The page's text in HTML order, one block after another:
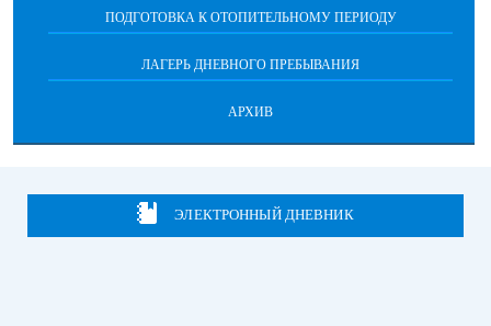
ПОДГОТОВКА К ОТОПИТЕЛЬНОМУ ПЕРИОДУ
ЛАГЕРЬ ДНЕВНОГО ПРЕБЫВАНИЯ
АРХИВ
ЭЛЕКТРОННЫЙ ДНЕВНИК